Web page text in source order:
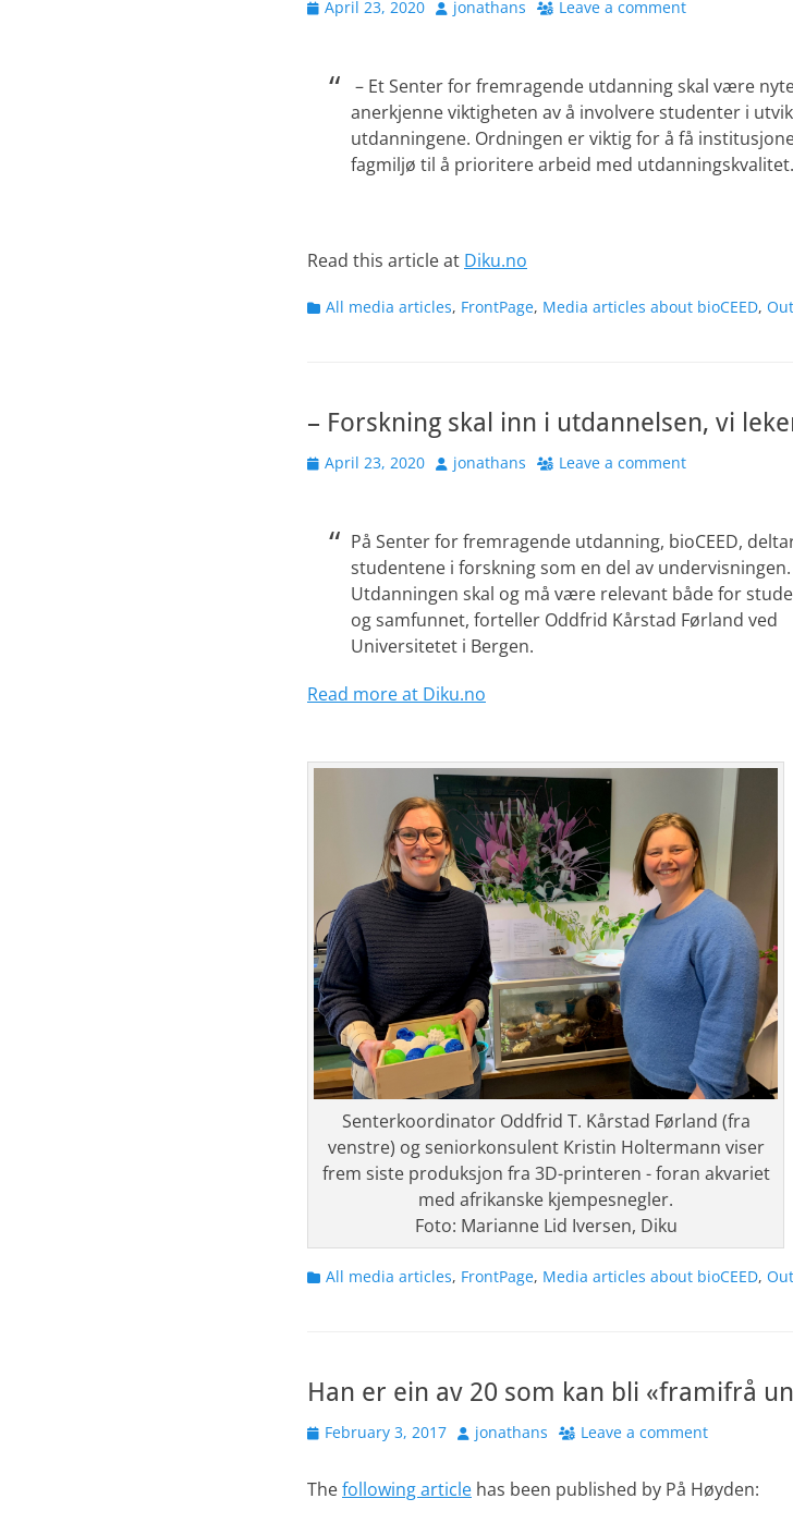
Posted
April 23, 2020 Author
jonathans Leave a comment
– Et Senter for fremragende utdanning skal være
anerkjenne viktigheten av å involvere studenter i
utdanningene. Ordningen er viktig for å få
fagmiljø til å prioritere arbeid med utdanningskvalitet.
Read this article at Diku.no
Categories
All media articles, FrontPage, Media articles about bioCEED,
– Forskning skal inn i utdannelsen, vi
Posted
April 23, 2020 Author
jonathans Leave a comment
På Senter for fremragende utdanning, bioCEED,
studentene i forskning som en del av undervisningen.
Utdanningen skal og må være relevant både for
og samfunnet, forteller Oddfrid Kårstad Førland ved
Universitetet i Bergen.
Read more at Diku.no
Senterkoordinator Oddfrid T. Kårstad Førland (fra
venstre) og seniorkonsulent Kristin Holtermann viser
frem siste produksjon fra 3D-printeren - foran akvariet
med afrikanske kjempesnegler.
Foto: Marianne Lid Iversen, Diku
Categories
All media articles, FrontPage, Media articles about bioCEED,
Han er ein av 20 som kan bli «framifrå
Posted
February 3, 2017 Author
jonathans Leave a comment
Thefollowing article has been published by På Høyden: